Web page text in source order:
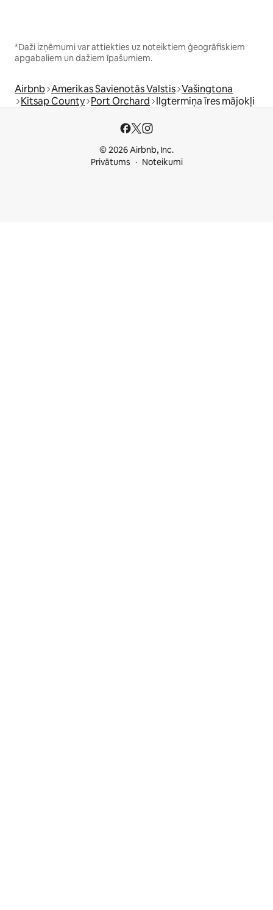
*Daži izņēmumi var attiekties uz noteiktiem ģeogrāfiskiem
apgabaliem un dažiem īpašumiem.
Airbnb Amerikas Savienotās Valstis Vašingtona
Kitsap County Port Orchard Ilgtermiņa īres mājokļi
© 2026 Airbnb, Inc.
Privātums
Noteikumi